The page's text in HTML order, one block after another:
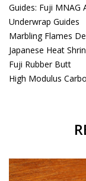
Guides: Fuji MNAG
Underwrap Guides
Marbling Flames
Japanese Heat
Fuji Rubber Butt
High Modulus